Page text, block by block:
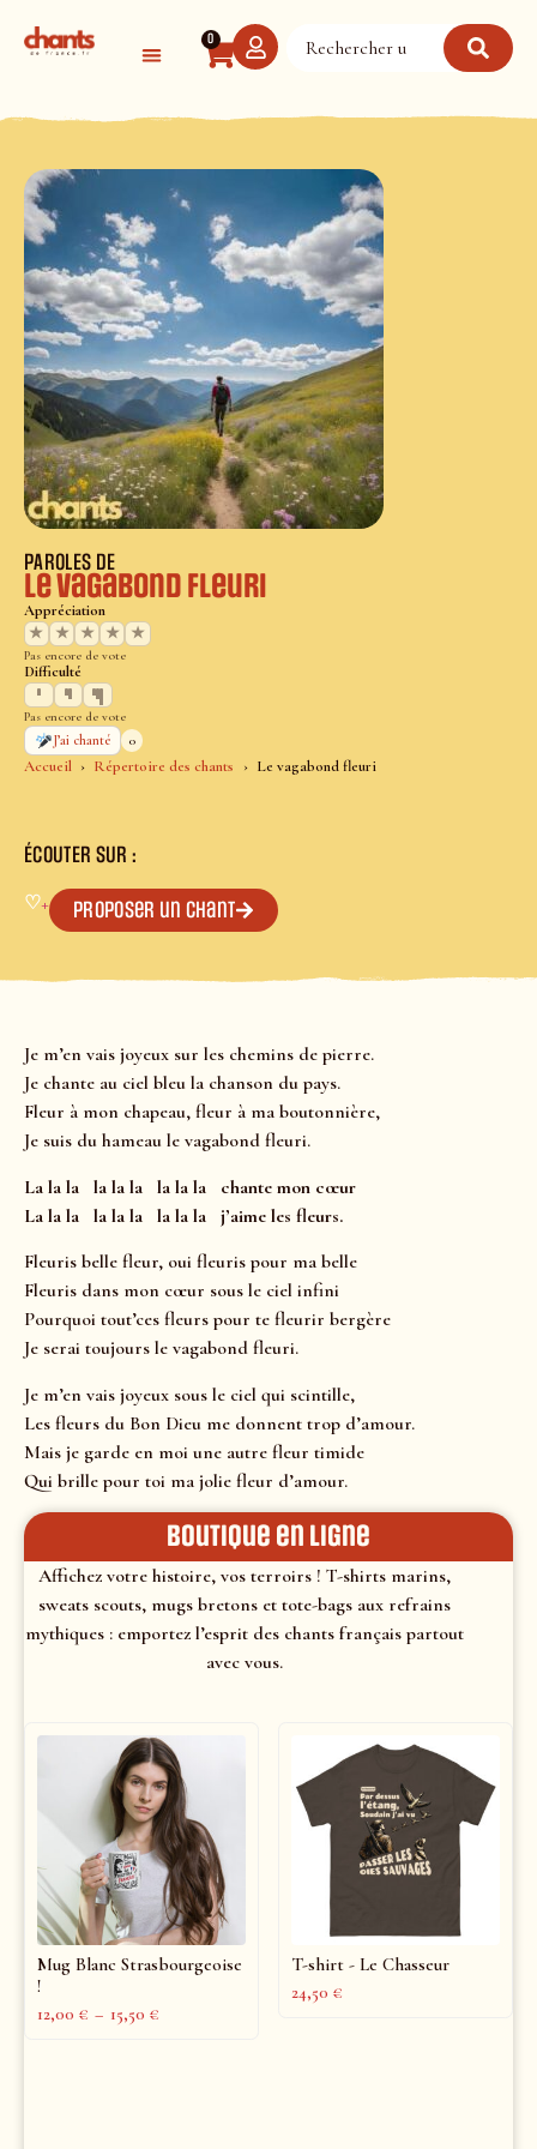
0
Accueil Répertoire des chants Le vagabond fleuri
PAROLES DE
Le vagabond fleuri
Appréciation
★
★ ★ ★ ★
Pas encore de vote
Difficulté
Pas encore de vote
J’ai chanté
0
ÉCOUTER SUR :
♡+ Proposer un chant
Je m’en vais joyeux sur les chemins de pierre.
Je chante au ciel bleu la chanson du pays.
Fleur à mon chapeau, fleur à ma boutonnière,
Je suis du hameau le vagabond fleuri.
La la la la la la la la la chante mon cœur
La la la la la la la la la j’aime les fleurs.
Fleuris belle fleur, oui fleuris pour ma belle
Fleuris dans mon cœur sous le ciel infini
Pourquoi tout’ces fleurs pour te fleurir bergère
Je serai toujours le vagabond fleuri.
Je m’en vais joyeux sous le ciel qui scintille,
Les fleurs du Bon Dieu me donnent trop d’amour.
Mais je garde en moi une autre fleur timide
Qui brille pour toi ma jolie fleur d’amour.
Boutique en ligne
Affichez votre histoire, vos terroirs ! T-shirts marins,
sweats scouts, mugs bretons et tote-bags aux refrains
mythiques : emportez l’esprit des chants français partout
avec vous.
Mug Blanc Strasbourgeoise
!
12,00 € – 15,50 €
T-shirt - Le Chasseur
24,50 €